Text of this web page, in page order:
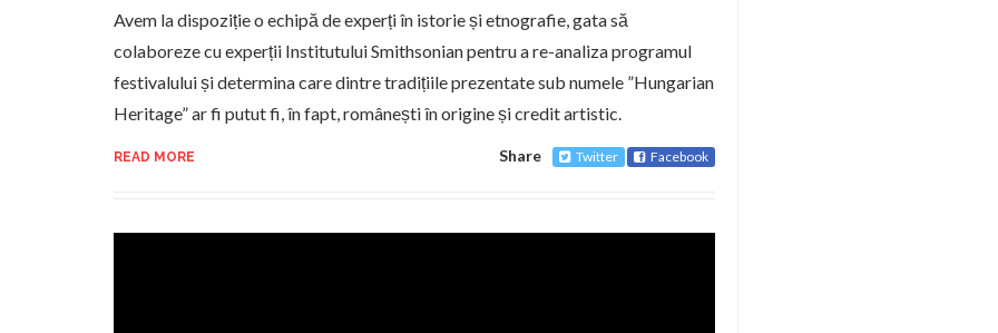
Avem la dispoziție o echipă de experți în istorie și etnografie, gata să
colaboreze cu experții Institutului Smithsonian pentru a re-analiza programul
festivalului și determina care dintre tradițiile prezentate sub numele ”Hungarian
Heritage” ar fi putut fi, în fapt, românești în origine și credit artistic.
READ MORE Share Twitter Facebook